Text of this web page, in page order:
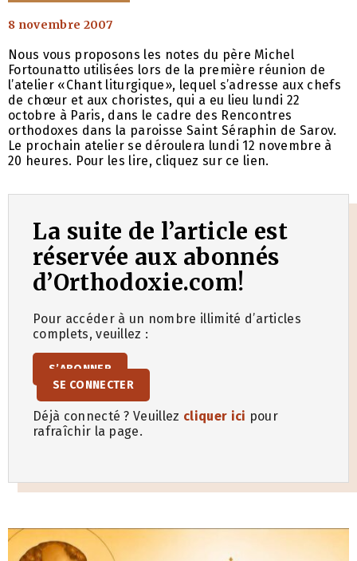
8 novembre 2007
Nous vous proposons les notes du père Michel
Fortounatto utilisées lors de la première réunion de
l’atelier «Chant liturgique», lequel s’adresse aux chefs
de chœur et aux choristes, qui a eu lieu lundi 22
octobre à Paris, dans le cadre des Rencontres
orthodoxes dans la paroisse Saint Séraphin de Sarov.
Le prochain atelier se déroulera lundi 12 novembre à
20 heures. Pour les lire, cliquez sur ce lien.
La suite de l’article est
réservée aux abonnés
d’Orthodoxie.com!
Pour accéder à un nombre illimité d’articles
complets, veuillez :
S’ABONNER
SE CONNECTER
Déjà connecté ? Veuillez cliquer ici pour
rafraîchir la page.